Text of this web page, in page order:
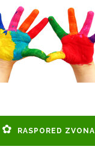
RASPORED ZVONA